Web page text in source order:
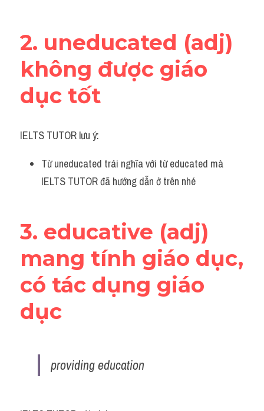
2. uneducated (adj)
không được giáo
dục tốt
IELTS TUTOR lưu ý:
Từ uneducated trái nghĩa với từ educated mà
IELTS TUTOR đã hướng dẫn ở trên nhé
3. educative (adj)
mang tính giáo dục,
có tác dụng giáo
dục
providing education